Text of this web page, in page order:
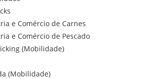
e Comércio de Carnes
e Comércio de Pescado
(Mobilidade)
(Mobilidade)